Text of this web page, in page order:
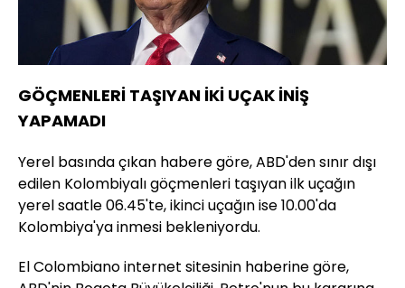
GÖÇMENLERİ TAŞIYAN İKİ UÇAK İNİŞ
YAPAMADI
Yerel basında çıkan habere göre, ABD'den sınır dışı
edilen Kolombiyalı göçmenleri taşıyan ilk uçağın
yerel saatle 06.45'te, ikinci uçağın ise 10.00'da
Kolombiya'ya inmesi bekleniyordu.
El Colombiano internet sitesinin haberine göre,